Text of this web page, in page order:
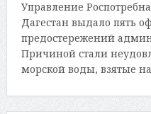
Управление
Дагестан выдало пять
предостережений
Причиной стали
морской воды, взятые